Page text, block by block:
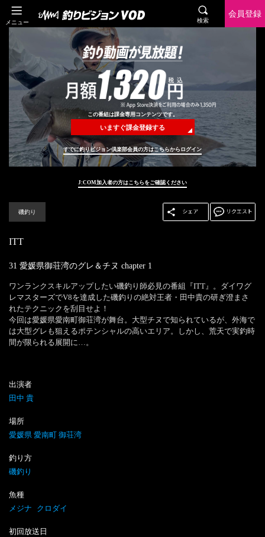
メニュー 検索
会員登録
この番組は課金専用コンテンツです。
いますぐ課金登録する
すでに釣りビジョン倶楽部会員の方はこちらからログイン
J:COM加入者の方はこちらをご確認ください
磯釣り
ITT
31 愛媛県御荘湾のグレ＆チヌ chapter 1
ワンランクスキルアップしたい磯釣り師必見の番組『ITT』。ダイワグ
レマスターズでV8を達成した磯釣りの絶対王者・田中貴の研ぎ澄まさ
れたテクニックを刮目せよ！
今回は愛媛県愛南町御荘湾が舞台。大型チヌで知られているが、外海で
は大型グレも狙えるポテンシャルの高いエリア。しかし、荒天で実釣時
間が限られる展開に…。
出演者
田中 貴
場所
愛媛県 愛南町 御荘湾
釣り方
磯釣り
魚種
メジナ
クロダイ
初回放送日